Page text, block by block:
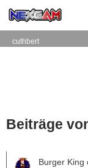
cuthbert
Beiträge
Burger King